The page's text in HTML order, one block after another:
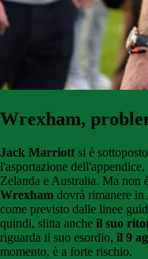
Wrexham,
Jack Marriott si è
l'asportazione
Zelanda e Australia. Ma non
Wrexham dovrà rimanere in
come previsto dalle linee
quindi, slitta anche il suo
riguarda il suo esordio, il 9
momento, è a forte rischio.